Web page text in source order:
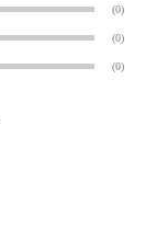
(0)
(0)
(0)